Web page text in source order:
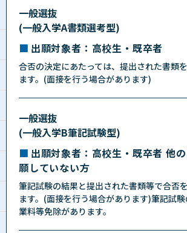
一般選抜
(一般入学A書類選考型)
出願対象者：高校生・既卒者
合否の決定にあたっては、提出された書類
ます。(面接を行う場合があります)
一般選抜
(一般入学B筆記試験型)
出願対象者：高校生・既卒者 他
願していない方
筆記試験の結果と提出された書類等で合否
ます。(面接を行う場合があります)筆記試
業料等免除があります。